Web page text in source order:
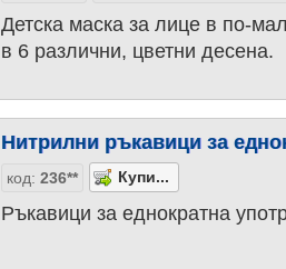
Детска маска за лице в по-
в 6 различни, цветни десена.
Нитрилни ръкавици за
код:236**
Ръкавици за еднократна